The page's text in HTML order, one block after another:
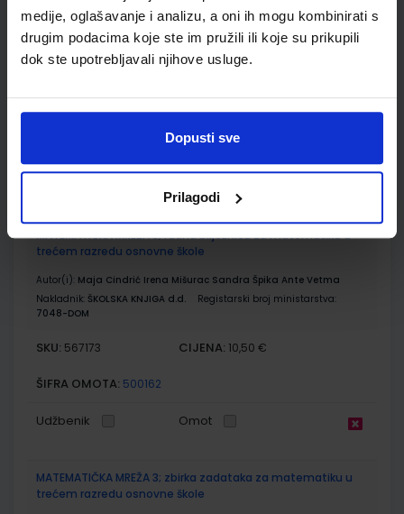
medije, oglašavanje i analizu, a oni ih mogu kombinirati s
drugim podacima koje ste im pružili ili koje su prikupili
dok ste upotrebljavali njihove usluge.
Dopusti sve
Prilagodi
MATEMATIČKA MREŽA 3; udžbenik matematike s dodatnim
digitalnim sadržajima u trećem razredu osnovne škole
Autor(i):
Maja Cindrić Irena Mišurac
Nakladnik:
ŠKOLSKA KNJIGA d.d. Registarski broj ministarstva:
Udžbenik Omot
MATEMATIČKA MREŽA 3; radna bilježnica za matematiku u
trećem razredu osnovne škole
Autor(i): Maja Cindrić Irena Mišurac Sandra Špika Ante Vetma
Nakladnik: ŠKOLSKA KNJIGA d.d.
Registarski broj ministarstva:
7048-DOM
SKU: 567173 CIJENA: 10,50 €
ŠIFRA OMOTA: 500162
Udžbenik Omot
MATEMATIČKA MREŽA 3; zbirka zadataka za matematiku u
trećem razredu osnovne škole